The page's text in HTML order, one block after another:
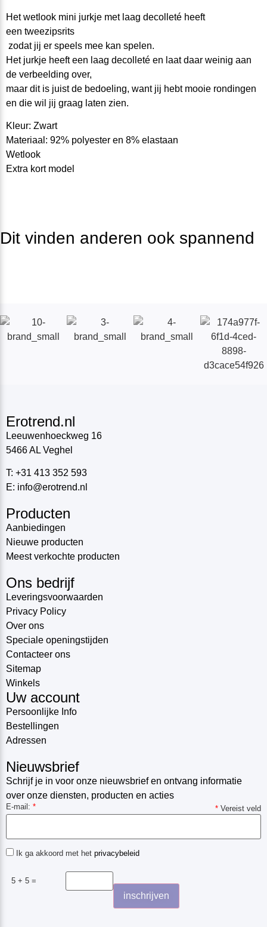
Het wetlook mini jurkje met laag decolleté heeft
een tweezipsrits
zodat jij er speels mee kan spelen.
Het jurkje heeft een laag decolleté en laat daar weinig aan
de verbeelding over,
maar dit is juist de bedoeling, want jij hebt mooie rondingen
en die wil jij graag laten zien.
Kleur: Zwart
Materiaal: 92% polyester en 8% elastaan
Wetlook
Extra kort model
Dit vinden anderen ook spannend
Erotrend.nl
Leeuwenhoeckweg 16
5466 AL Veghel
T: +31 413 352 593
E: info@erotrend.nl
Producten
Aanbiedingen
Nieuwe producten
Meest verkochte producten
Ons bedrijf
Leveringsvoorwaarden
Privacy Policy
Over ons
Speciale openingstijden
Contacteer ons
Sitemap
Winkels
Uw account
Persoonlijke Info
Bestellingen
Adressen
Nieuwsbrief
Schrijf je in voor onze nieuwsbrief en ontvang informatie
over onze diensten, producten en acties
* Vereist veld
E-mail: *
Ik ga akkoord met het privacybeleid
5 + 5 =